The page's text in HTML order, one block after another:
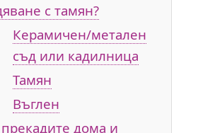
с тамян?
Керамичен/метален
съд или кадилница
Тамян
Въглен
дома и